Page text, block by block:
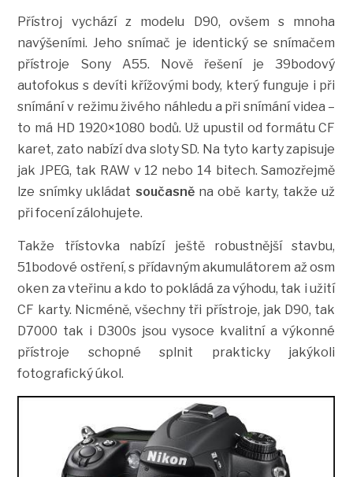
Přístroj vychází z modelu D90, ovšem s mnoha
navýšeními. Jeho snímač je identický se snímačem
přístroje Sony A55. Nově řešení je 39bodový
autofokus s devíti křížovými body, který funguje i při
snímání v režimu živého náhledu a při snímání videa –
to má HD 1920×1080 bodů. Už upustil od formátu CF
karet, zato nabízí dva sloty SD. Na tyto karty zapisuje
jak JPEG, tak RAW v 12 nebo 14 bitech. Samozřejmě
lze snímky ukládat současněna obě karty, takže už
při focení zálohujete.
Takže třístovka nabízí ještě robustnější stavbu,
51bodové ostření, s přídavným akumulátorem až osm
oken za vteřinu a kdo to pokládá za výhodu, tak i užití
CF karty. Nicméně, všechny tři přístroje, jak D90, tak
D7000 tak i D300s jsou vysoce kvalitní a výkonné
přístroje schopné splnit prakticky jakýkoli
fotografický úkol.